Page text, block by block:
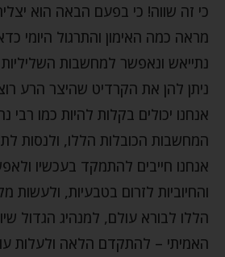
כי זה שווה! כי בפעם הבאה הוא
מראה כמה האימון והתרגול היומי
נתייאש ונאפשר למחשבות
ניתן להן את הקרדיט שהיצר הרע
אנחנו יכולים בקלות להיות כמו
המחשבות הכובלות הללו, ולנסות
אנחנו חייבים להתמקד בעכשיו
והחיוביות לזרום בטבעיות, ולעשות
הללו לבורא עולם, למנהיג הגדול
האמיתי – להתקדם הלאה ולעלות